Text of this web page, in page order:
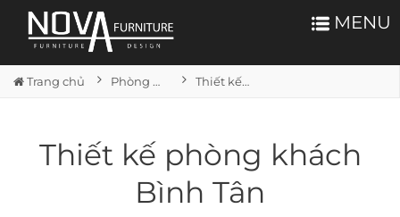
MENU
Trang chủ Phòng khách Thiết kế phòng khách Bình Tân
Thiết kế phòng khách
Bình Tân